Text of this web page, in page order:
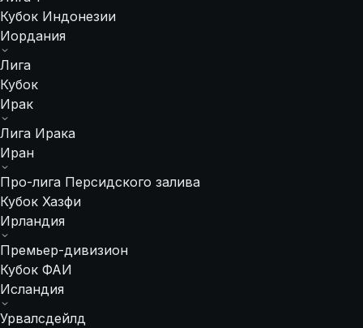
Кубок Индонезии
Иордания
Лига
Кубок
Ирак
Лига Ирака
Иран
Про-лига Персидского залива
Кубок Хазфи
Ирландия
Премьер-дивизион
Кубок ФАИ
Исландия
Урвалсдейлд